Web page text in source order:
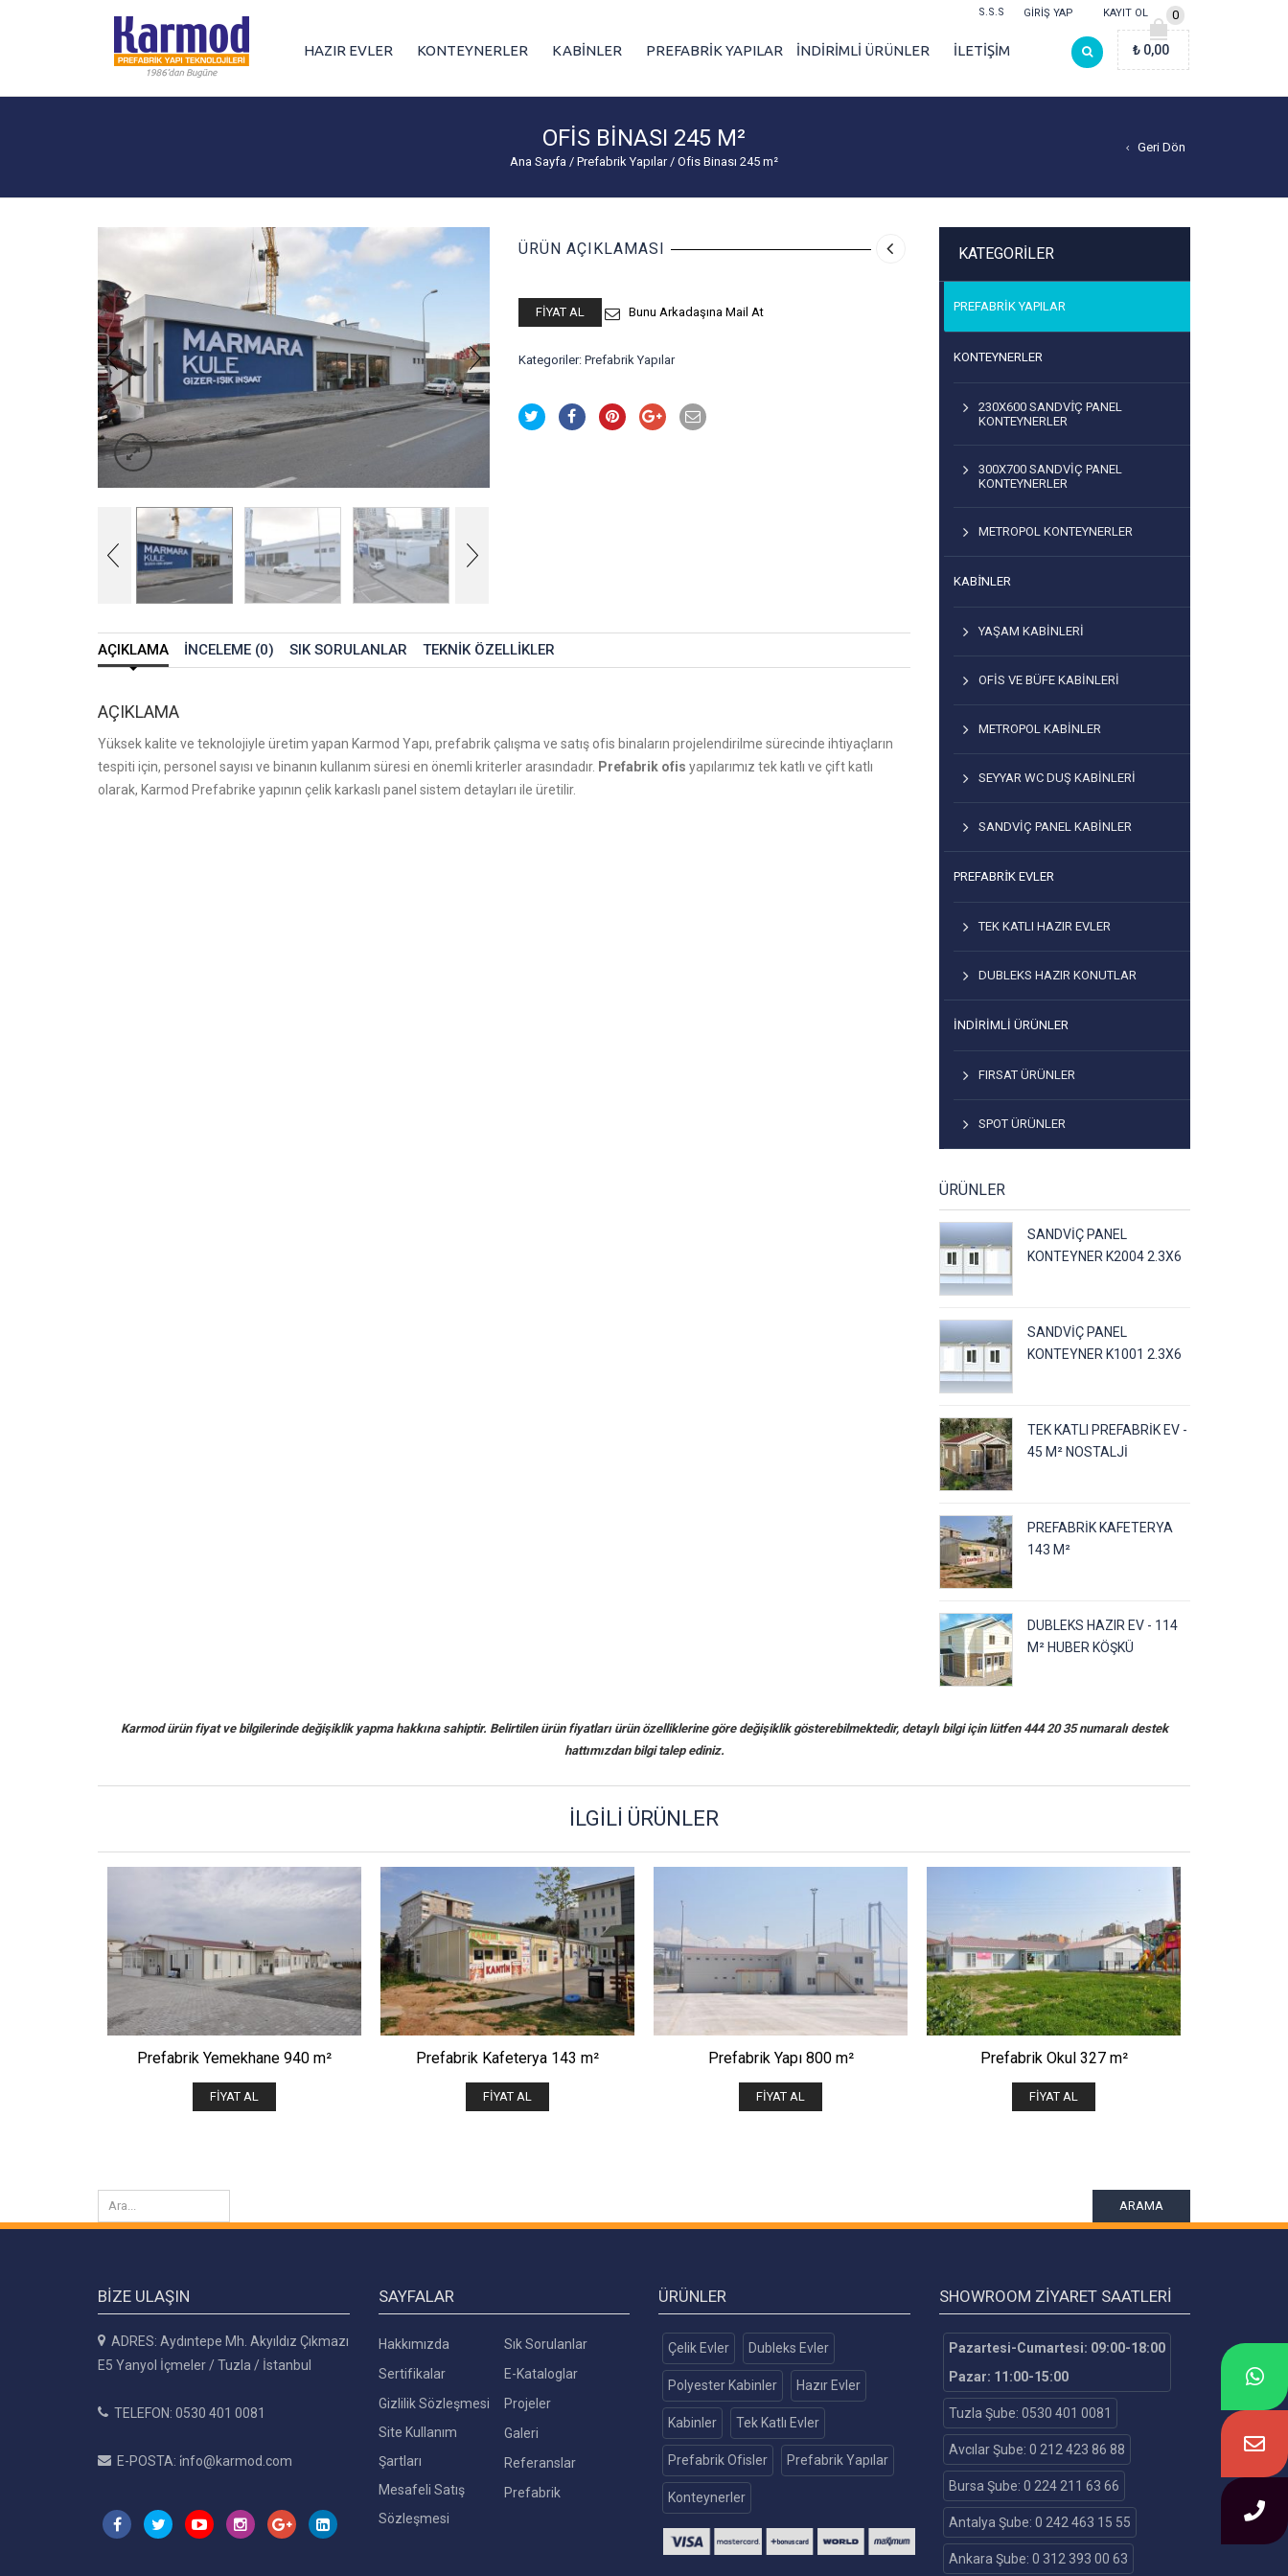
GIRIŞ YAP KAYIT OL
S.S.S
HAZIR EVLER KONTEYNERLER KABİNLER PREFABRİK YAPILAR İNDİRİMLİ ÜRÜNLER İLETİŞİM
0
₺ 0,00
OFIS BINASI 245 M²
Ana Sayfa / Prefabrik Yapılar / Ofis Binası 245 m²
Geri Dön
ÜRÜN AÇIKLAMASI
FIYAT AL Bunu Arkadaşına Mail At
Kategoriler: Prefabrik Yapılar
AÇIKLAMA İNCELEME (0) SIK SORULANLAR TEKNIK ÖZELLIKLER
AÇIKLAMA
Yüksek kalite ve teknolojiyle üretim yapan Karmod Yapı, prefabrik çalışma ve satış ofis binaların projelendirilme sürecinde ihtiyaçların
tespiti için, personel sayısı ve binanın kullanım süresi en önemli kriterler arasındadır. Prefabrik ofis yapılarımız tek katlı ve çift katlı
olarak, Karmod Prefabrike yapının çelik karkaslı panel sistem detayları ile üretilir.
KATEGORILER
PREFABRIK YAPILAR
KONTEYNERLER
230X600 SANDVİÇ PANEL
KONTEYNERLER
300X700 SANDVIÇ PANEL
KONTEYNERLER
METROPOL KONTEYNERLER
KABİNLER
YAŞAM KABINLERI
OFIS VE BÜFE KABINLERI
METROPOL KABINLER
SEYYAR WC DUŞ KABINLERI
SANDVIÇ PANEL KABINLER
PREFABRİK EVLER
TEK KATLI HAZIR EVLER
DUBLEKS HAZIR KONUTLAR
İNDIRIMLI ÜRÜNLER
FIRSAT ÜRÜNLER
SPOT ÜRÜNLER
ÜRÜNLER
SANDVIÇ PANEL
KONTEYNER K2004 2.3X6
SANDVIÇ PANEL
KONTEYNER K1001 2.3X6
TEK KATLI PREFABRIK EV -
45 M² NOSTALJI
PREFABRIK KAFETERYA
143 M²
DUBLEKS HAZIR EV - 114
M² HUBER KÖŞKÜ
Karmod ürün fiyat ve bilgilerinde değişiklik yapma hakkına sahiptir. Belirtilen ürün fiyatları ürün özelliklerine göre değişiklik gösterebilmektedir, detaylı bilgi için lütfen 444 20 35 numaralı destek
hattımızdan bilgi talep ediniz.
İLGILI ÜRÜNLER
ÖNIZLE
Prefabrik Yemekhane 940 m²
FIYAT AL
ÖNIZLE
Prefabrik Kafeterya 143 m²
FIYAT AL
ÖNIZLE
Prefabrik Yapı 800 m²
FIYAT AL
ÖNIZLE
Prefabrik Okul 327 m²
FIYAT AL
ARAMA
BIZE ULAŞIN
ADRES: Aydıntepe Mh. Akyıldız Çıkmazı
E5 Yanyol İçmeler / Tuzla / İstanbul
TELEFON: 0530 401 0081
E-POSTA: i̇nfo@karmod.com
SAYFALAR
Hakkımızda
Sertifikalar
Gizlilik Sözleşmesi
Site Kullanım
Şartları
Mesafeli Satış
Sözleşmesi
Sık Sorulanlar
E-Kataloglar
Projeler
Galeri
Referanslar
Prefabrik
ÜRÜNLER
Çelik Evler Dubleks Evler
Polyester Kabinler Hazır Evler
Kabinler Tek Katlı Evler
Prefabrik Ofisler Prefabrik Yapılar
Konteynerler
SHOWROOM ZIYARET SAATLERI
Pazartesi-Cumartesi: 09:00-18:00
Pazar: 11:00-15:00
Tuzla Şube: 0530 401 0081
Avcılar Şube: 0 212 423 86 88
Bursa Şube: 0 224 211 63 66
Antalya Şube: 0 242 463 15 55
Ankara Şube: 0 312 393 00 63